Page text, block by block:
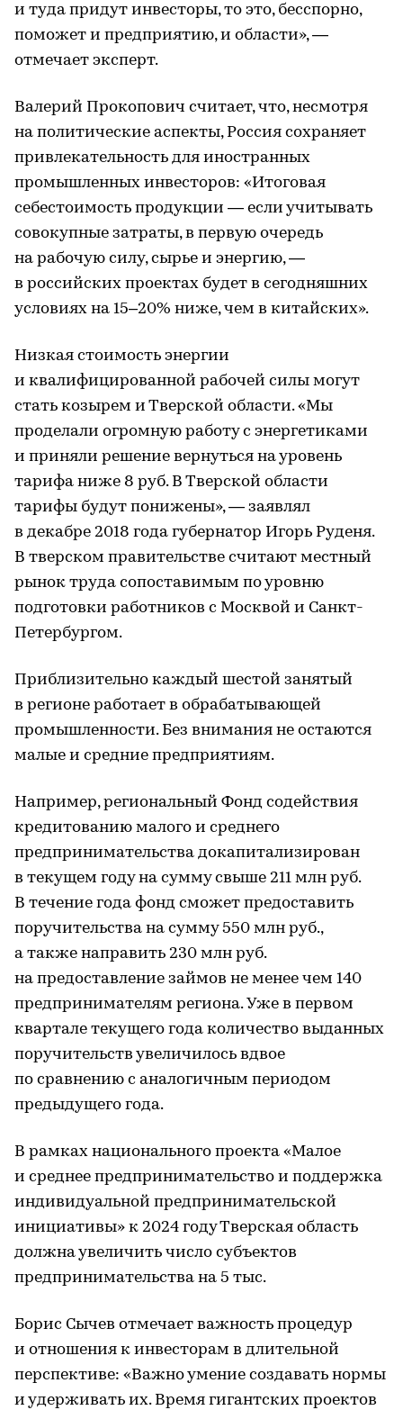
и туда придут инвесторы, то это, бесспорно,
поможет и предприятию, и области», —
отмечает эксперт.
Валерий Прокопович считает, что, несмотря
на политические аспекты, Россия сохраняет
привлекательность для иностранных
промышленных инвесторов: «Итоговая
себестоимость продукции — если учитывать
совокупные затраты, в первую очередь
на рабочую силу, сырье и энергию, —
в российских проектах будет в сегодняшних
условиях на 15–20% ниже, чем в китайских».
Низкая стоимость энергии
и квалифицированной рабочей силы могут
стать козырем и Тверской области. «Мы
проделали огромную работу с энергетиками
и приняли решение вернуться на уровень
тарифа ниже 8 руб. В Тверской области
тарифы будут понижены», — заявлял
в декабре 2018 года губернатор Игорь Руденя.
В тверском правительстве считают местный
рынок труда сопоставимым по уровню
подготовки работников с Москвой и Санкт-
Петербургом.
Приблизительно каждый шестой занятый
в регионе работает в обрабатывающей
промышленности. Без внимания не остаются
малые и средние предприятиям.
Например, региональный Фонд содействия
кредитованию малого и среднего
предпринимательства докапитализирован
в текущем году на сумму свыше 211 млн руб.
В течение года фонд сможет предоставить
поручительства на сумму 550 млн руб.,
а также направить 230 млн руб.
на предоставление займов не менее чем 140
предпринимателям региона. Уже в первом
квартале текущего года количество выданных
поручительств увеличилось вдвое
по сравнению с аналогичным периодом
предыдущего года.
В рамках национального проекта «Малое
и среднее предпринимательство и поддержка
индивидуальной предпринимательской
инициативы» к 2024 году Тверская область
должна увеличить число субъектов
предпринимательства на 5 тыс.
Борис Сычев отмечает важность процедур
и отношения к инвесторам в длительной
перспективе: «Важно умение создавать нормы
и удерживать их. Время гигантских проектов